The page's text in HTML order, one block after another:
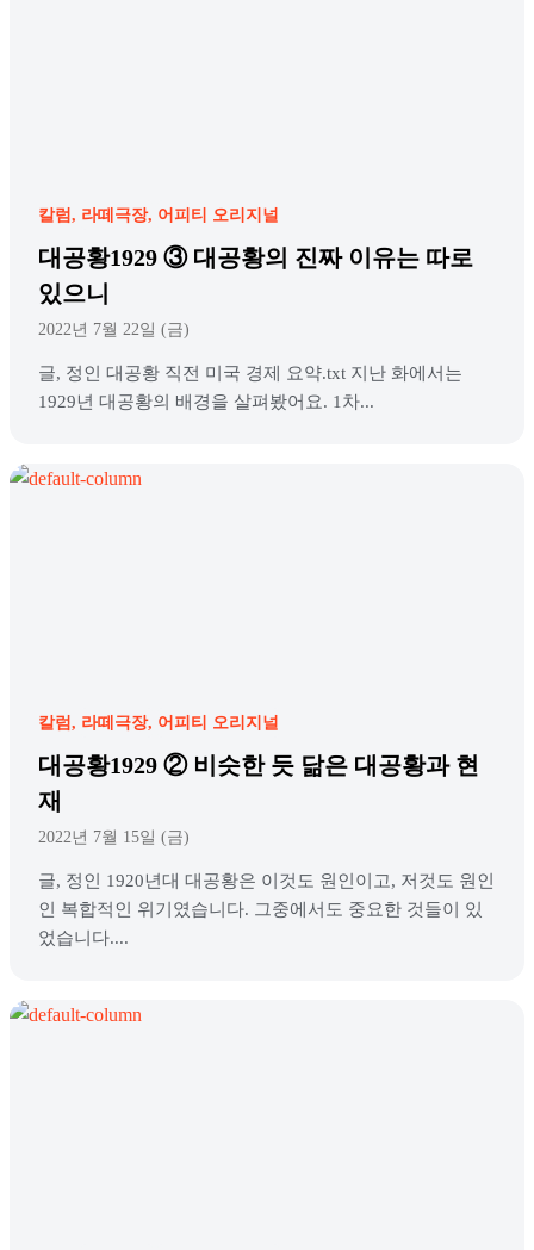
칼럼 라떼극장 어피티 오리지널
대공황1929 ③ 대공황의 진짜 이유는 따로
있으니
2022년 7월 22일 (금)
글, 정인 대공황 직전 미국 경제 요약.txt 지난 화에서는
1929년 대공황의 배경을 살펴봤어요. 1차...
칼럼 라떼극장 어피티 오리지널
대공황1929 ② 비슷한 듯 닮은 대공황과 현
재
2022년 7월 15일 (금)
글, 정인 1920년대 대공황은 이것도 원인이고, 저것도 원인
인 복합적인 위기였습니다. 그중에서도 중요한 것들이 있
었습니다....